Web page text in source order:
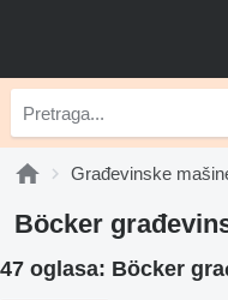
Građevinske
Böcker
47 oglasa: Böcker